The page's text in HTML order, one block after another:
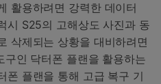
활용하려면 강력한 데이터
시 S25의 고해상도 사진과 동
삭제되는 상황을 대비하려면
인 닥터폰 플랜을 활용하는
폰 플랜을 통해 고급 복구 기